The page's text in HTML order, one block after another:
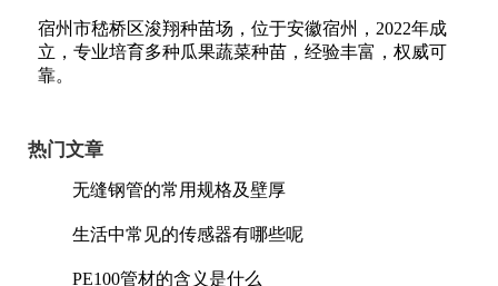
宿州市嵇桥区浚翔种苗场，位于安徽宿州，2022年成
立，专业培育多种瓜果蔬菜种苗，经验丰富，权威可
靠。
热门文章
无缝钢管的常用规格及壁厚
生活中常见的传感器有哪些呢
PE100管材的含义是什么